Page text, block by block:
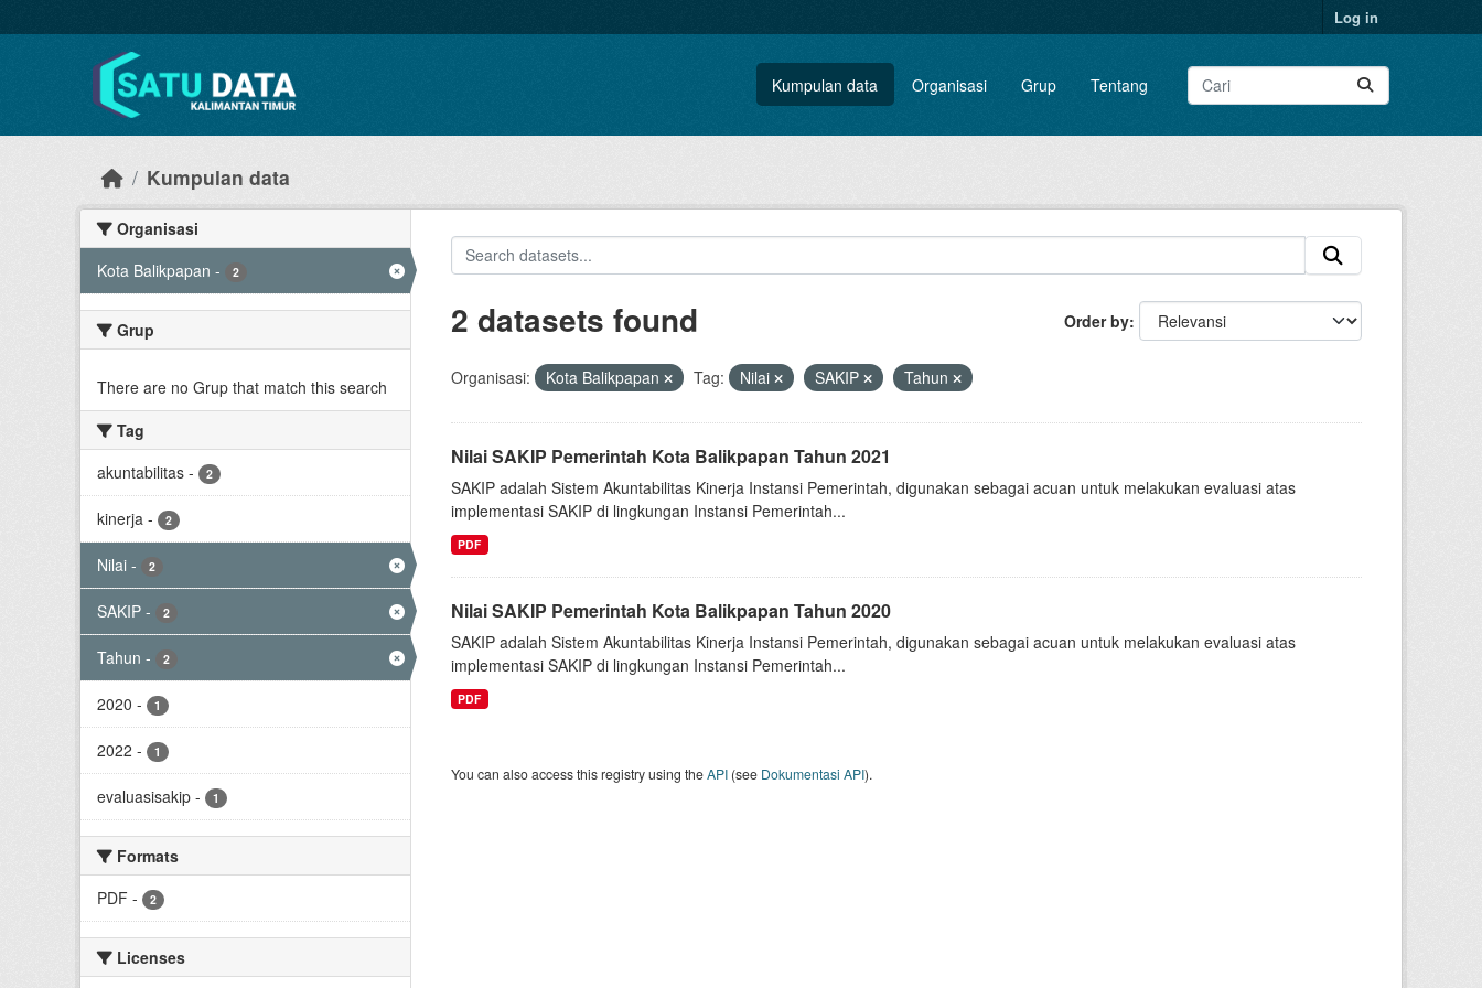
Log in
Kumpulan data Organisasi Grup Tentang
Kumpulan data
Organisasi
Kota Balikpapan - 2
Grup
There are no Grup that match this search
Tag
akuntabilitas - 2
kinerja - 2
Nilai - 2
SAKIP - 2
Tahun - 2
2020 - 1
2022 - 1
evaluasisakip - 1
Formats
PDF - 2
Licenses
Order by
2 datasets found
Organisasi: Kota Balikpapan Tag: Nilai SAKIP Tahun
Nilai SAKIP Pemerintah Kota Balikpapan Tahun 2021
SAKIP adalah Sistem Akuntabilitas Kinerja Instansi Pemerintah, digunakan sebagai acuan untuk melakukan evaluasi atas
implementasi SAKIP di lingkungan Instansi Pemerintah...
PDF
Nilai SAKIP Pemerintah Kota Balikpapan Tahun 2020
SAKIP adalah Sistem Akuntabilitas Kinerja Instansi Pemerintah, digunakan sebagai acuan untuk melakukan evaluasi atas
implementasi SAKIP di lingkungan Instansi Pemerintah...
PDF
You can also access this registry using theAPI(see Dokumentasi API).